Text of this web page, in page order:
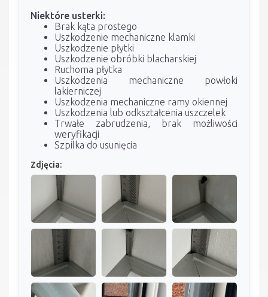
Niektóre usterki:
Brak kąta prostego
Uszkodzenie mechaniczne klamki
Uszkodzenie płytki
Uszkodzenie obróbki blacharskiej
Ruchoma płytka
Uszkodzenia mechaniczne powłoki
lakierniczej
Uszkodzenia mechaniczne ramy okiennej
Uszkodzenia lub odkształcenia uszczelek
Trwałe zabrudzenia, brak możliwości
weryfikacji
Szpilka do usunięcia
Zdjęcia: